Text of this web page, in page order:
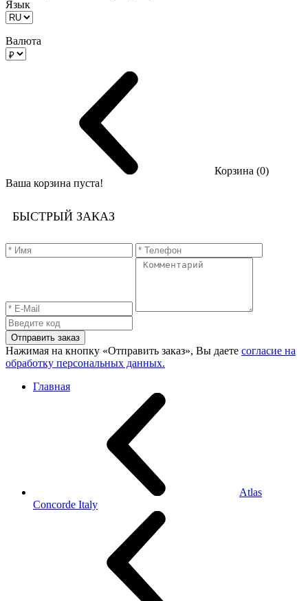
Язык
Валюта
Корзина (0)
Ваша корзина пуста!
БЫСТРЫЙ ЗАКАЗ
Отправить заказ
Нажимая на кнопку «Отправить заказ», Вы даете согласие на
обработку персональных данных.
Главная
Atlas
Concorde Italy